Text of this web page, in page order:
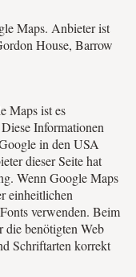
Maps. Anbieter ist
House, Barrow
Maps ist es
Informationen
in den USA
dieser Seite hat
Wenn Google Maps
einheitlichen
verwenden. Beim
benötigten Web
Schriftarten korrekt